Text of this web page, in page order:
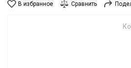
В избранное Сравнить